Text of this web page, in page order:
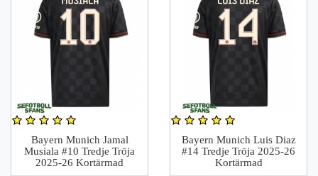
Bayern Munich Jamal
Musiala #10 Tredje Tröja
2025-26 Kortärmad
Bayern Munich Luis Diaz
#14 Tredje Tröja 2025-26
Kortärmad